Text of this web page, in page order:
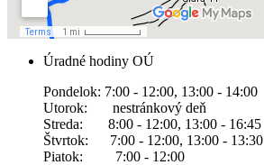
Úradné hodiny OÚ
Pondelok: 7:00 - 12:00, 13:00 - 14:00
Utorok: nestránkový deň
Streda: 8:00 - 12:00, 13:00 - 16:45
Štvrtok: 7:00 - 12:00, 13:00 - 13:30
Piatok: 7:00 - 12:00